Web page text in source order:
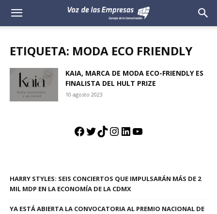
Voz
Empresas
ETIQUETA: MODA ECO FRIENDLY
KAIA, MARCA DE MODA ECO-FRIENDLY ES
FINALISTA DEL HULT PRIZE
10 agosto 2023
Facebook
Twitter
TikTok
Instagram
LinkedIn
YouTube
HARRY STYLES: SEIS CONCIERTOS QUE IMPULSARÁN MÁS DE 2
MIL MDP EN LA ECONOMÍA DE LA CDMX
YA ESTÁ ABIERTA LA CONVOCATORIA AL PREMIO NACIONAL DE